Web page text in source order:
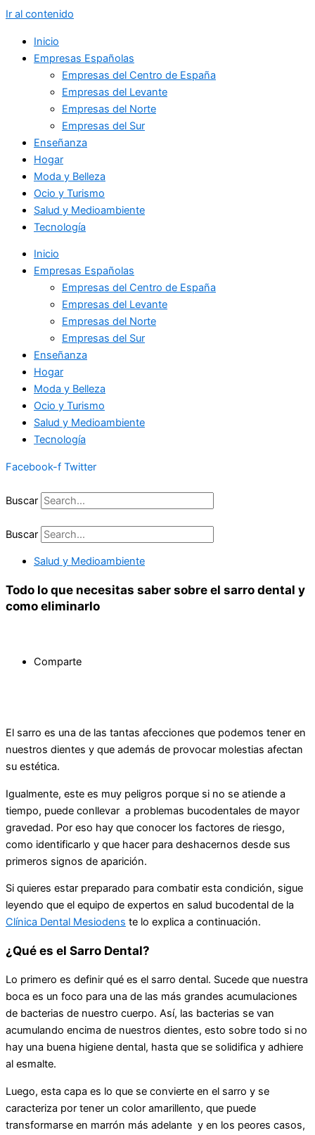
Ir al contenido
Inicio
Empresas Españolas
Empresas del Centro de España
Empresas del Levante
Empresas del Norte
Empresas del Sur
Enseñanza
Hogar
Moda y Belleza
Ocio y Turismo
Salud y Medioambiente
Tecnología
Inicio
Empresas Españolas
Empresas del Centro de España
Empresas del Levante
Empresas del Norte
Empresas del Sur
Enseñanza
Hogar
Moda y Belleza
Ocio y Turismo
Salud y Medioambiente
Tecnología
Facebook-f Twitter
Buscar
Buscar
Salud y Medioambiente
Todo lo que necesitas saber sobre el sarro dental y
como eliminarlo
Comparte
El sarro es una de las tantas afecciones que podemos tener en
nuestros dientes y que además de provocar molestias afectan
su estética.
Igualmente, este es muy peligros porque si no se atiende a
tiempo, puede conllevar a problemas bucodentales de mayor
gravedad. Por eso hay que conocer los factores de riesgo,
como identificarlo y que hacer para deshacernos desde sus
primeros signos de aparición.
Si quieres estar preparado para combatir esta condición, sigue
leyendo que el equipo de expertos en salud bucodental de la
Clínica Dental Mesiodens te lo explica a continuación.
¿Qué es el Sarro Dental?
Lo primero es definir qué es el sarro dental. Sucede que nuestra
boca es un foco para una de las más grandes acumulaciones
de bacterias de nuestro cuerpo. Así, las bacterias se van
acumulando encima de nuestros dientes, esto sobre todo si no
hay una buena higiene dental, hasta que se solidifica y adhiere
al esmalte.
Luego, esta capa es lo que se convierte en el sarro y se
caracteriza por tener un color amarillento, que puede
transformarse en marrón más adelante y en los peores casos,